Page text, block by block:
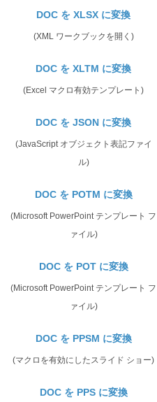
DOC を XLSX に変換
(XML ワークブックを開く)
DOC を XLTM に変換
(Excel マクロ有効テンプレート)
DOC を JSON に変換
(JavaScript オブジェクト表記ファイ
ル)
DOC を POTM に変換
(Microsoft PowerPoint テンプレート フ
ァイル)
DOC を POT に変換
(Microsoft PowerPoint テンプレート フ
ァイル)
DOC を PPSM に変換
(マクロを有効にしたスライド ショー)
DOC を PPS に変換